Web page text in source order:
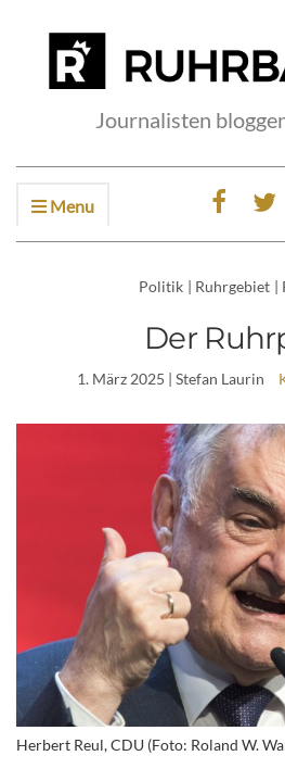
Journalisten
Menu
Politik | Ruhrgebiet |
Der
1. März 2025 | Stefan Laurin
Herbert Reul, CDU (Foto: Roland W.